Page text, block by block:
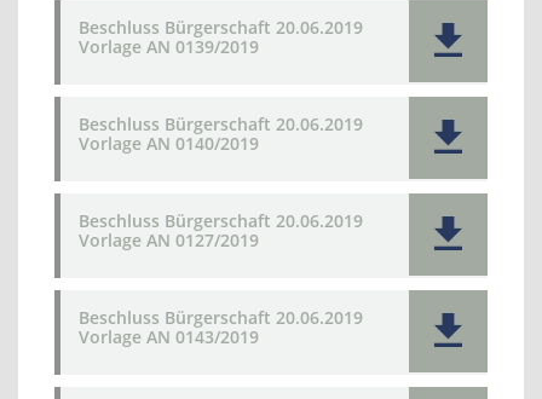
Beschluss Bürgerschaft 20.06.2019
Vorlage AN 0139/2019
Beschluss Bürgerschaft 20.06.2019
Vorlage AN 0140/2019
Beschluss Bürgerschaft 20.06.2019
Vorlage AN 0127/2019
Beschluss Bürgerschaft 20.06.2019
Vorlage AN 0143/2019